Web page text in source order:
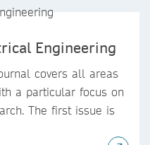
Engineering
covers all areas
a particular focus on
The first issue is